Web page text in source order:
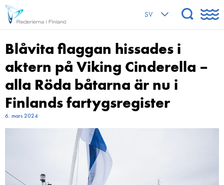
SV
Blåvita flaggan hissades i
aktern på Viking Cinderella –
alla Röda båtarna är nu i
Finlands fartygsregister
6. mars 2024